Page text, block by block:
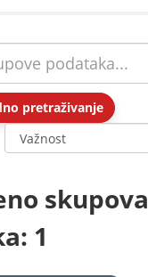
pretraživanje
skupova
1